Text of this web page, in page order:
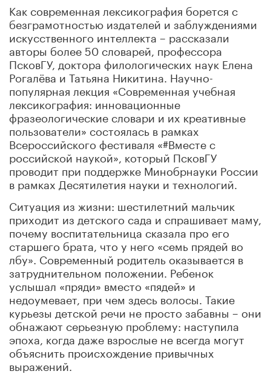
Как современная лексикография борется с
безграмотностью издателей и заблуждениями
искусственного интеллекта – рассказали
авторы более 50 словарей, профессора
ПсковГУ, доктора филологических наук Елена
Рогалёва и Татьяна Никитина. Научно-
популярная лекция «Современная учебная
лексикография: инновационные
фразеологические словари и их креативные
пользователи» состоялась в рамках
Всероссийского фестиваля «#Вместе с
российской наукой», который ПсковГУ
проводит при поддержке Минобрнауки России
в рамках Десятилетия науки и технологий.
Ситуация из жизни: шестилетний мальчик
приходит из детского сада и спрашивает маму,
почему воспитательница сказала про его
старшего брата, что у него «семь прядей во
лбу». Современный родитель оказывается в
затруднительном положении. Ребенок
услышал «пряди» вместо «пядей» и
недоумевает, при чем здесь волосы. Такие
курьезы детской речи не просто забавны – они
обнажают серьезную проблему: наступила
эпоха, когда даже взрослые не всегда могут
объяснить происхождение привычных
выражений.